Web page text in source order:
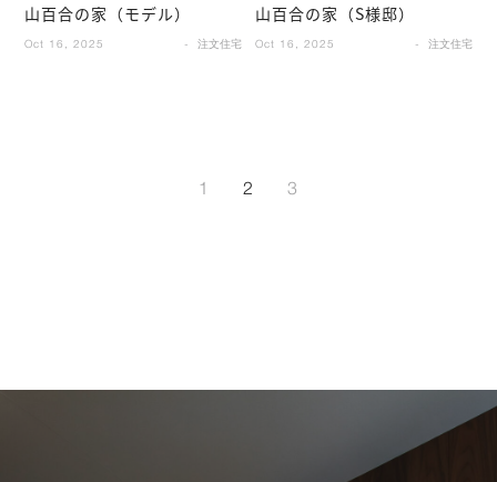
山百合の家（モデル）
Oct 16, 2025 注文住宅
山百合の家（S様邸）
Oct 16, 2025 注文住宅
1 2 3